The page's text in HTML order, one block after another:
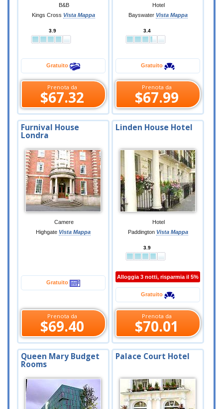
B&B
Kings Cross Vista Mappa
3.9
Gratuito
Prenota da
$67.32
Hotel
Bayswater Vista Mappa
3.4
Gratuito
Prenota da
$67.99
Furnival House
Londra
Camere
Highgate Vista Mappa
Gratuito
Prenota da
$69.40
Linden House Hotel
Hotel
Paddington Vista Mappa
3.9
Alloggia 3 notti, risparmia il 5%
Gratuito
Prenota da
$70.01
Queen Mary Budget
Rooms
Palace Court Hotel